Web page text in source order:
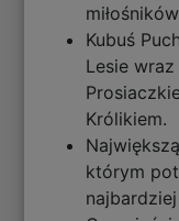
Kubuś
Lesie
Królikiem.
którym